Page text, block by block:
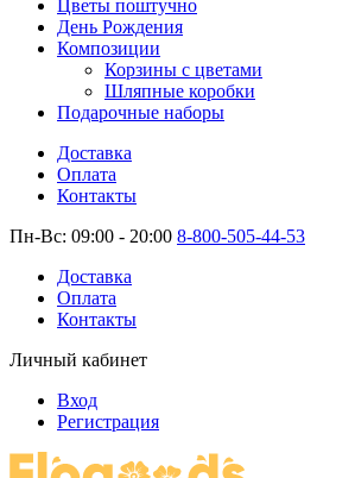
Цветы поштучно
День Рождения
Композиции
Корзины с цветами
Шляпные коробки
Подарочные наборы
Доставка
Оплата
Контакты
Пн-Вс: 09:00 - 20:00 8-800-505-44-53
Доставка
Оплата
Контакты
Личный кабинет
Вход
Регистрация